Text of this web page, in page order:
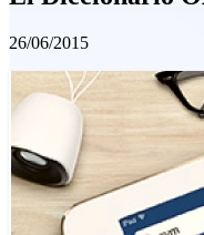
26/06/2015